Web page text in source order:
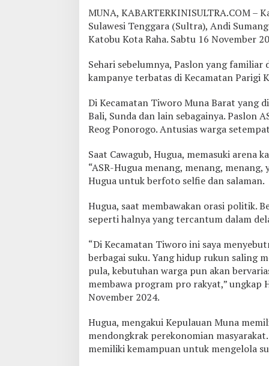
T
i
w
o
o
K
c
a
m
a
a
n
h
n
e
a
T
u
n
g
g
I
k
a
MUNA, KABARTERKINISULTRA.COM –
Sulawesi Tenggara (Sultra), Andi
Katobu Kota Raha. Sabtu 16 November
Sehari sebelumnya, Paslon yang
kampanye terbatas di Kecamatan Parigi
Di Kecamatan Tiworo Muna Barat yang
Bali, Sunda dan lain sebagainya. Paslon
Reog Ponorogo. Antusias warga
Saat Cawagub, Hugua, memasuki arena
“ASR-Hugua menang, menang,
Hugua untuk berfoto selfie dan salaman.
Hugua, saat membawakan orasi politik.
seperti halnya yang tercantum dalam
“Di Kecamatan Tiworo ini saya
berbagai suku. Yang hidup rukun saling
pula, kebutuhan warga pun akan
membawa program pro rakyat,” ungkap
November 2024.
Hugua, mengakui Kepulauan Muna
mendongkrak perekonomian
memiliki kemampuan untuk mengelola